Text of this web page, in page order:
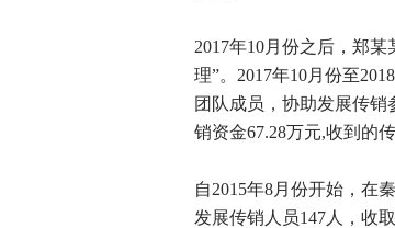
2017年10月份之后，郑
理”。2017年10月份至
团队成员，协助发展传销
销资金67.28万元,收到的
自2015年8月份开始，在
发展传销人员147人，收